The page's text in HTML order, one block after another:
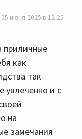
05 июня 2025 в 12:25
приличные
как
так
увлеченно и с
на
замечания